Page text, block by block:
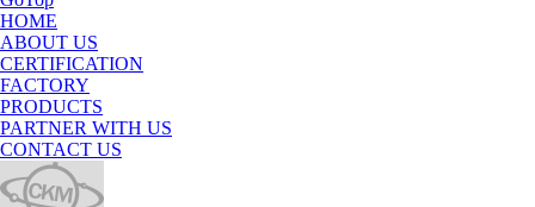
HOME
ABOUT US
CERTIFICATION
FACTORY
PRODUCTS
PARTNER WITH US
CONTACT US